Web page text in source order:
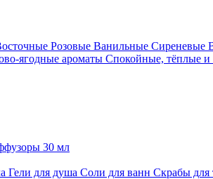
Розовые Ванильные Сиреневые
ягодные ароматы Спокойные, тёплые и
30 мл
Гели для душа Соли для ванн Скрабы для